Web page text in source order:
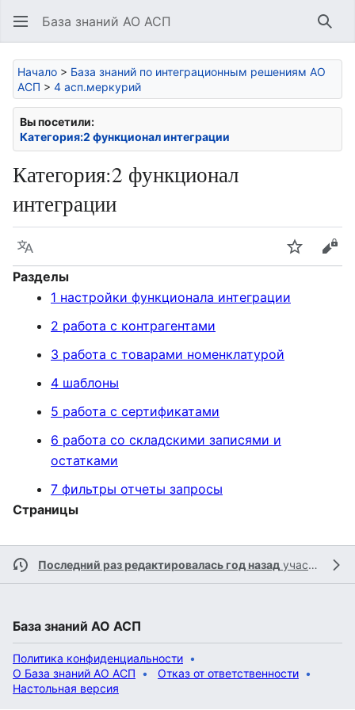
База знаний АО АСП
Начало > База знаний по интеграционным решениям АО
АСП > 4 асп.меркурий
Вы посетили:
Категория:2 функционал интеграции
Категория:2 функционал
интеграции
Язык Следить
Разделы
1 настройки функционала интеграции
2 работа с контрагентами
3 работа с товарами номенклатурой
4 шаблоны
5 работа с сертификатами
6 работа со складскими записями и
остатками
7 фильтры отчеты запросы
Страницы
Последний раз редактировалась год назад участником
База знаний АО АСП
Политика конфиденциальности
О База знаний АО АСП
Отказ от ответственности
Настольная версия